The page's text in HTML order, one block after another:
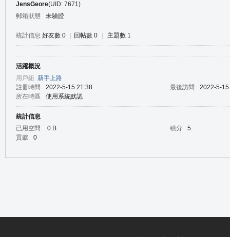
JensGeore(UID: 7671)
郵箱狀態
未驗證
統計信息 好友數 0 回帖數 0 主題數 1
活躍概況
用戶組 新手上路
註冊時間
2022-5-15 21:38 最後訪問
2022-5-
所在時區
使用系統默認
統計信息
已用空間
0 B 積分
5
貢獻
0